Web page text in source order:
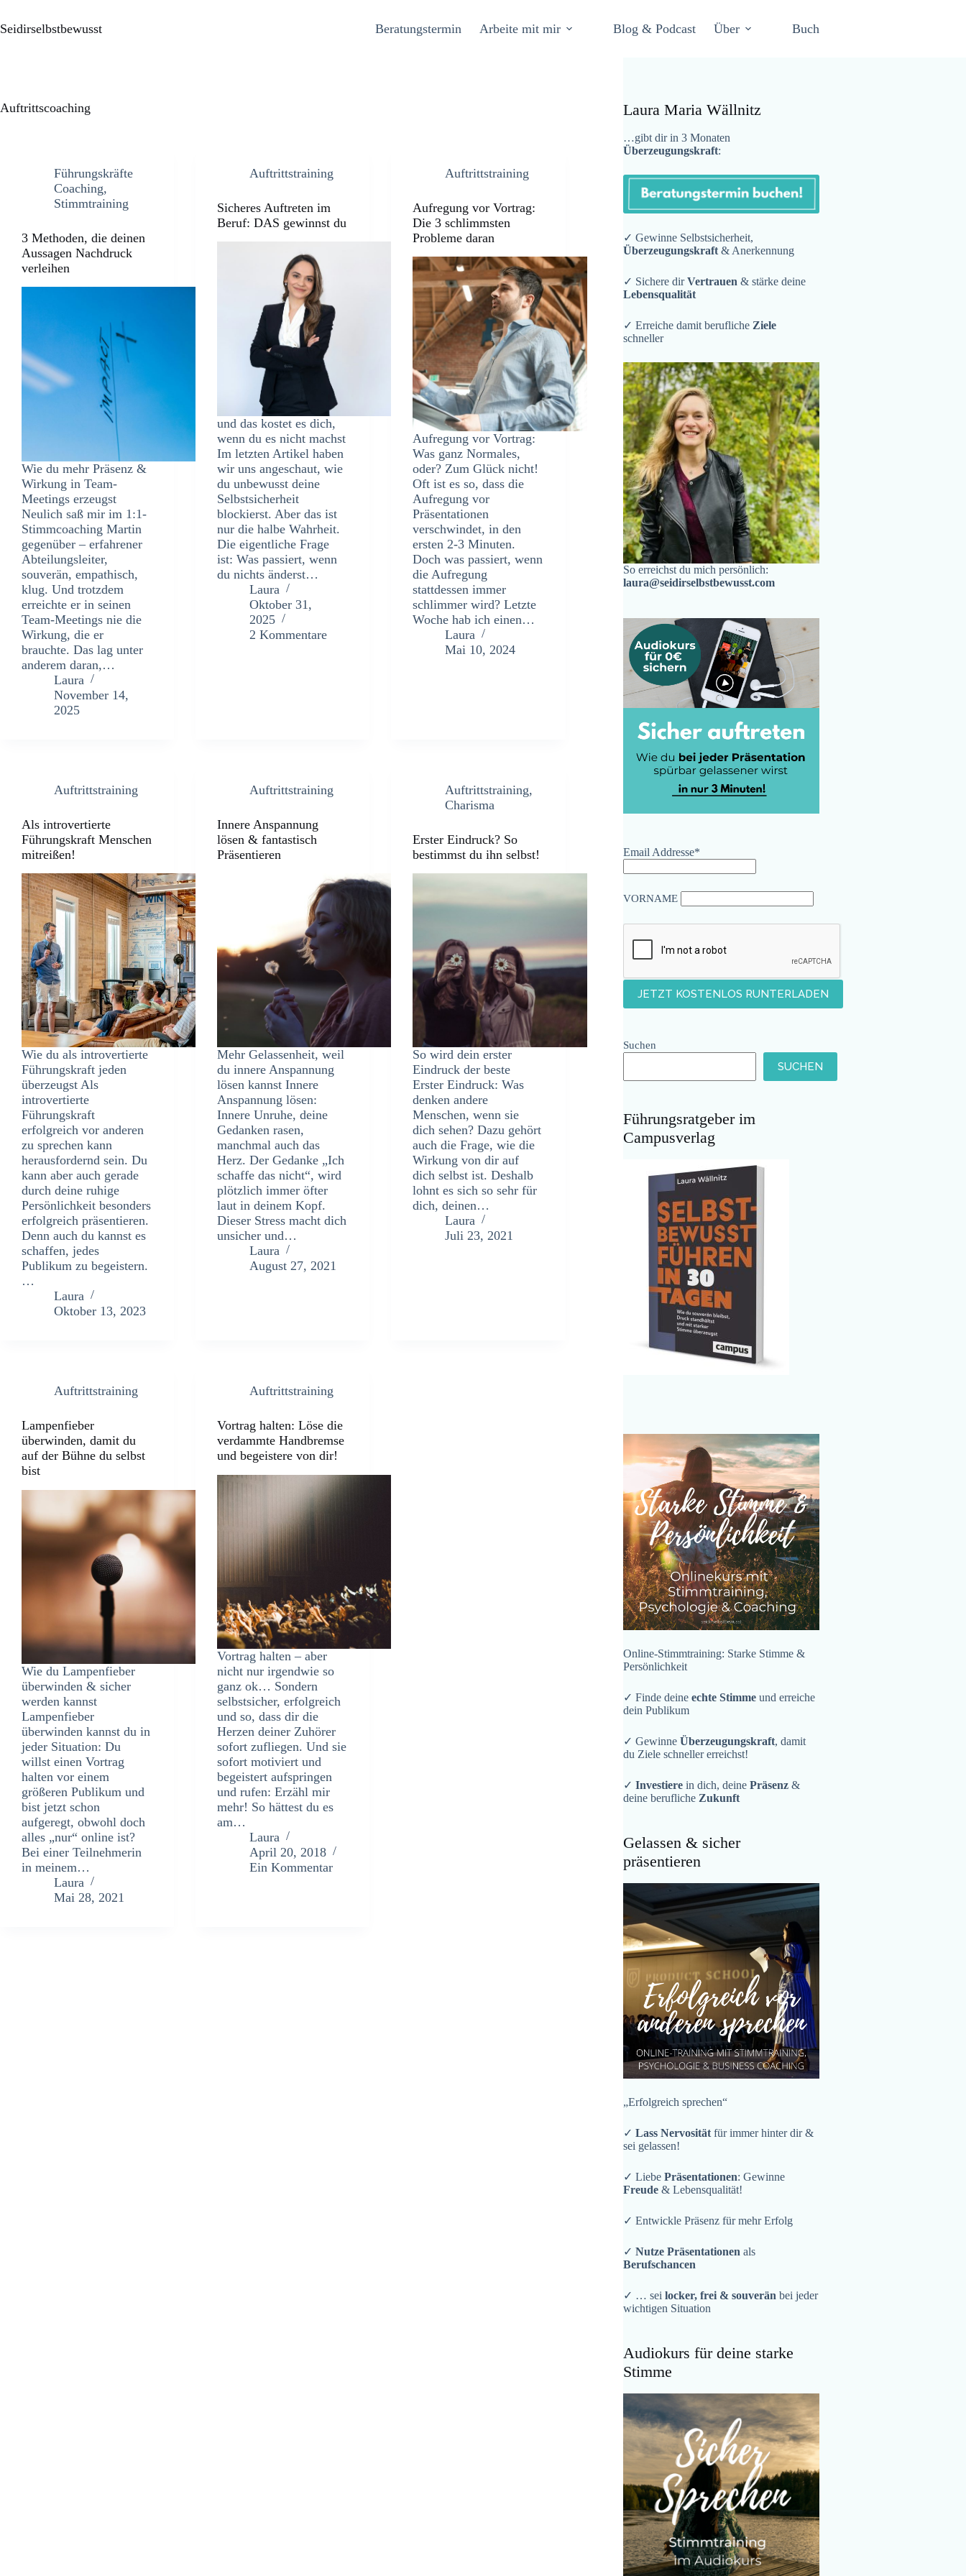
Seidirselbstbewusst Beratungstermin Arbeite mit mir Blog & Podcast Über Buch
Auftrittscoaching
Führungskräfte
Coaching,
Stimmtraining
3 Methoden, die deinen
Aussagen Nachdruck
verleihen
Wie du mehr Präsenz &
Wirkung in Team-
Meetings erzeugst
Neulich saß mir im 1:1-
Stimmcoaching Martin
gegenüber – erfahrener
Abteilungsleiter,
souverän, empathisch,
klug. Und trotzdem
erreichte er in seinen
Team-Meetings nie die
Wirkung, die er
brauchte. Das lag unter
anderem daran,…
Laura
November 14,
2025
Auftrittstraining
Sicheres Auftreten im
Beruf: DAS gewinnst du
und das kostet es dich,
wenn du es nicht machst
Im letzten Artikel haben
wir uns angeschaut, wie
du unbewusst deine
Selbstsicherheit
blockierst. Aber das ist
nur die halbe Wahrheit.
Die eigentliche Frage
ist: Was passiert, wenn
du nichts änderst…
Laura
Oktober 31,
2025
2 Kommentare
Auftrittstraining
Aufregung vor Vortrag:
Die 3 schlimmsten
Probleme daran
Aufregung vor Vortrag:
Was ganz Normales,
oder? Zum Glück nicht!
Oft ist es so, dass die
Aufregung vor
Präsentationen
verschwindet, in den
ersten 2-3 Minuten.
Doch was passiert, wenn
die Aufregung
stattdessen immer
schlimmer wird? Letzte
Woche hab ich einen…
Laura
Mai 10, 2024
Auftrittstraining
Als introvertierte
Führungskraft Menschen
mitreißen!
Wie du als introvertierte
Führungskraft jeden
überzeugst Als
introvertierte
Führungskraft
erfolgreich vor anderen
zu sprechen kann
herausfordernd sein. Du
kann aber auch gerade
durch deine ruhige
Persönlichkeit besonders
erfolgreich präsentieren.
Denn auch du kannst es
schaffen, jedes
Publikum zu begeistern.
…
Laura
Oktober 13, 2023
Auftrittstraining
Innere Anspannung
lösen & fantastisch
Präsentieren
Mehr Gelassenheit, weil
du innere Anspannung
lösen kannst Innere
Anspannung lösen:
Innere Unruhe, deine
Gedanken rasen,
manchmal auch das
Herz. Der Gedanke „Ich
schaffe das nicht“, wird
plötzlich immer öfter
laut in deinem Kopf.
Dieser Stress macht dich
unsicher und…
Laura
August 27, 2021
Auftrittstraining,
Charisma
Erster Eindruck? So
bestimmst du ihn selbst!
So wird dein erster
Eindruck der beste
Erster Eindruck: Was
denken andere
Menschen, wenn sie
dich sehen? Dazu gehört
auch die Frage, wie die
Wirkung von dir auf
dich selbst ist. Deshalb
lohnt es sich so sehr für
dich, deinen…
Laura
Juli 23, 2021
Auftrittstraining
Lampenfieber
überwinden, damit du
auf der Bühne du selbst
bist
Wie du Lampenfieber
überwinden & sicher
werden kannst
Lampenfieber
überwinden kannst du in
jeder Situation: Du
willst einen Vortrag
halten vor einem
größeren Publikum und
bist jetzt schon
aufgeregt, obwohl doch
alles „nur“ online ist?
Bei einer Teilnehmerin
in meinem…
Laura
Mai 28, 2021
Auftrittstraining
Vortrag halten: Löse die
verdammte Handbremse
und begeistere von dir!
Vortrag halten – aber
nicht nur irgendwie so
ganz ok… Sondern
selbstsicher, erfolgreich
und so, dass dir die
Herzen deiner Zuhörer
sofort zufliegen. Und sie
sofort motiviert und
begeistert aufspringen
und rufen: Erzähl mir
mehr! So hättest du es
am…
Laura
April 20, 2018
Ein Kommentar
Laura Maria Wällnitz
…gibt dir in 3 Monaten
Überzeugungskraft:
✓ Gewinne Selbstsicherheit,
Überzeugungskraft & Anerkennung
✓ Sichere dirVertrauen & stärke deine
Lebensqualität
✓ Erreiche damit berufliche Ziele
schneller
So erreichst du mich persönlich:
laura@seidirselbstbewusst.com
Email Addresse*
VORNAME
Suchen
SUCHEN
Führungsratgeber im
Campusverlag
Online-Stimmtraining: Starke Stimme &
Persönlichkeit
✓ Finde deineechte Stimme und erreiche
dein Publikum
✓ GewinneÜberzeugungskraft, damit
du Ziele schneller erreichst!
✓Investiere in dich, deinePräsenz &
deine berufliche Zukunft
Gelassen & sicher
präsentieren
„Erfolgreich sprechen“
✓Lass Nervosität für immer hinter dir &
sei gelassen!
✓ LiebePräsentationen: Gewinne
Freude & Lebensqualität!
✓ Entwickle Präsenz für mehr Erfolg
✓Nutze Präsentationenals
Berufschancen
✓ … seilocker, frei & souverän bei jeder
wichtigen Situation
Audiokurs für deine starke
Stimme